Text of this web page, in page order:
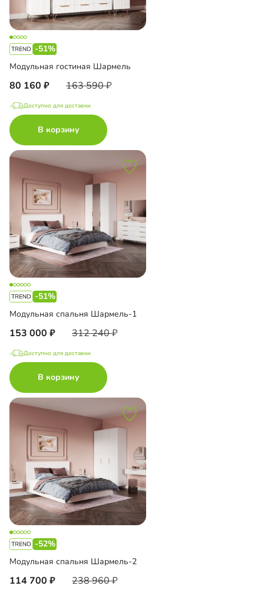
-51%
Модульная гостиная Шармель
80 160 163 590
Доступно для доставки
В корзину
-51%
Модульная спальня Шармель-1
153 000 312 240
Доступно для доставки
В корзину
-52%
Модульная спальня Шармель-2
114 700 238 960